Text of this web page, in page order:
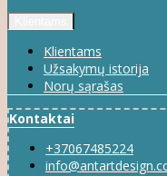
Klientams
Užsakymų istorija
Norų sąrašas
Kontaktai
+37067485224